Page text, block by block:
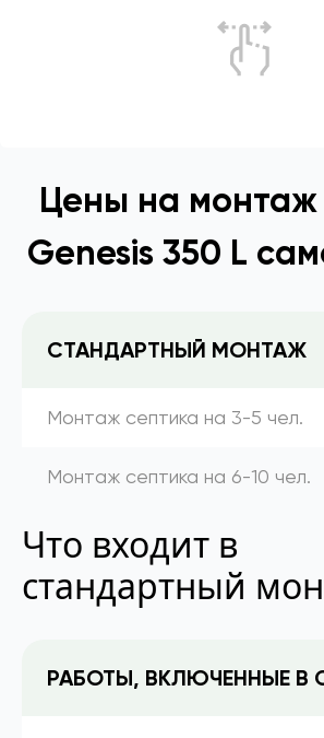
Цены на
Genesis 350 L
СТАНДАРТНЫЙ МОНТАЖ
Монтаж септика на 3-5 чел.
Монтаж септика на 6-10 чел.
Что входит в
стандартный
РАБОТЫ, ВКЛЮЧЕННЫЕ В